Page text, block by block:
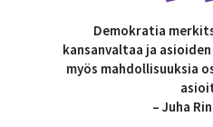
Demokratia
kansanvaltaa ja
myös mahdollisuuksia
– Juha